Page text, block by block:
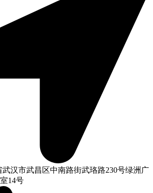
汉市武昌区中南路街武珞路230号绿洲广
14号